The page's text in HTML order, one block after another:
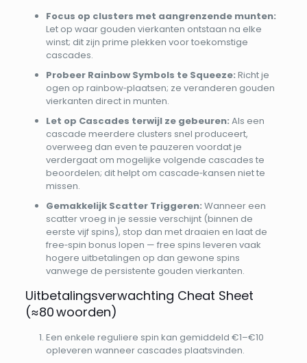
Focus op clusters met aangrenzende munten:
Let op waar gouden vierkanten ontstaan na elke
winst; dit zijn prime plekken voor toekomstige
cascades.
Probeer Rainbow Symbols te Squeeze: Richt je
ogen op rainbow‑plaatsen; ze veranderen gouden
vierkanten direct in munten.
Let op Cascades terwijl ze gebeuren: Als een
cascade meerdere clusters snel produceert,
overweeg dan even te pauzeren voordat je
verdergaat om mogelijke volgende cascades te
beoordelen; dit helpt om cascade‑kansen niet te
missen.
Gemakkelijk Scatter Triggeren: Wanneer een
scatter vroeg in je sessie verschijnt (binnen de
eerste vijf spins), stop dan met draaien en laat de
free‑spin bonus lopen — free spins leveren vaak
hogere uitbetalingen op dan gewone spins
vanwege de persistente gouden vierkanten.
Uitbetalingsverwachting Cheat Sheet
(≈80 woorden)
Een enkele reguliere spin kan gemiddeld €1–€10
opleveren wanneer cascades plaatsvinden.